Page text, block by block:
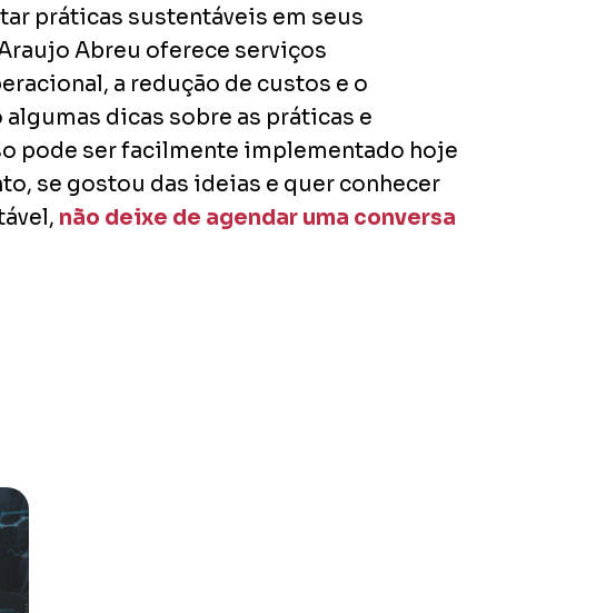
práticas sustentáveis em seus
Abreu oferece serviços
a redução de custos e o
dicas sobre as práticas e
pode ser facilmente implementado hoje
se gostou das ideias e quer conhecer
não deixe de agendar uma conversa